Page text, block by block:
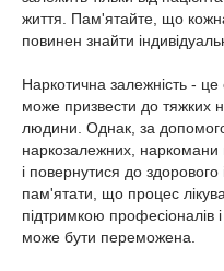
життя. Пам'ятайте, що
повинен знайти
Наркотична залежність -
може призвести до тяжких
людини. Однак, за
наркозалежних, наркомани
і повернутися до
пам'ятати, що процес
підтримкою професіоналів
може бути переможена.